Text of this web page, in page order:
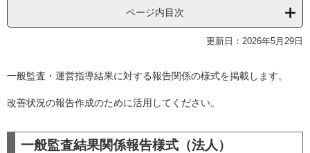
ページ内目次
更新日：2026年5月29日
一般監査・運営指導結果に対する報告関係の様式を掲載します。
改善状況の報告作成のために活用してください。
一般監査結果関係報告様式（法人）